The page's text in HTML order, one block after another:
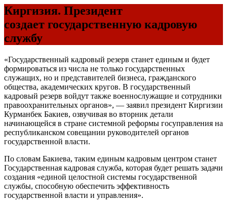
Киргизия. Президент
создает государственную кадровую
службу
«Государственный кадровый резерв станет единым и будет
формироваться из числа не только государственных
служащих, но и представителей бизнеса, гражданского
общества, академических кругов. В государственный
кадровый резерв войдут также военнослужащие и сотрудники
правоохранительных органов», — заявил президент Киргизии
Курманбек Бакиев, озвучивая во вторник детали
начинающейся в стране системной реформы госуправления на
республиканском совещании руководителей органов
государственной власти.
По словам Бакиева, таким единым кадровым центром станет
Государственная кадровая служба, которая будет решать задачи
создания «единой целостной системы государственной
службы, способную обеспечить эффективность
государственной власти и управления».